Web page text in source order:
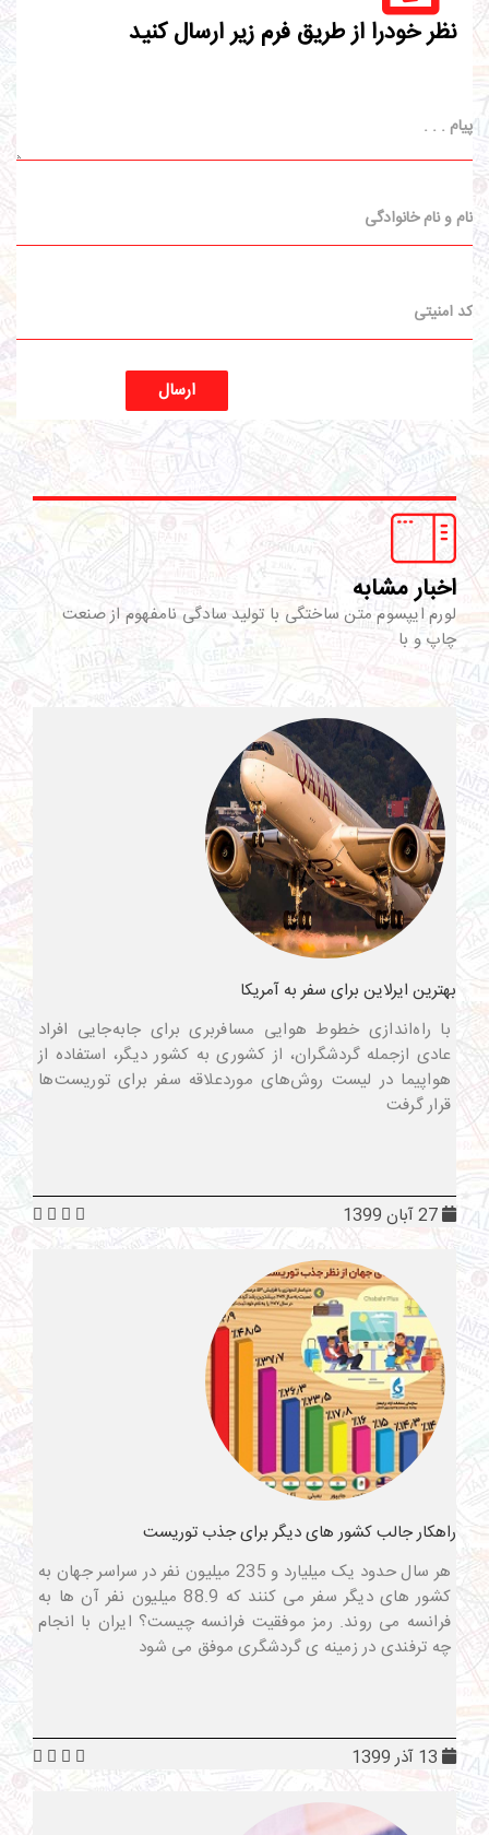
نظر خودرا از طریق فرم زیر ارسال کنید
ارسال
اخبار مشابه
لورم ایپسوم متن ساختگی با تولید سادگی نامفهوم از صنعت
چاپ و با
بهترین ایرلاین برای سفر به آمریکا
با راه‌اندازی خطوط هوایی مسافربری برای جابه‌جایی افراد
عادی ازجمله گردشگران، از کشوری به کشور دیگر، استفاده از
هواپیما در لیست روش‌های موردعلاقه سفر برای توریست‌ها
قرار گرفت
راهکار جالب کشور های دیگر برای جذب توریست
هر سال حدود یک میلیارد و 235 میلیون نفر در سراسر جهان به
کشور های دیگر سفر می کنند که 88.9 میلیون نفر آن ها به
فرانسه می روند. رمز موفقیت فرانسه چیست؟ ایران با انجام
چه ترفندی در زمینه ی گردشگری موفق می شود